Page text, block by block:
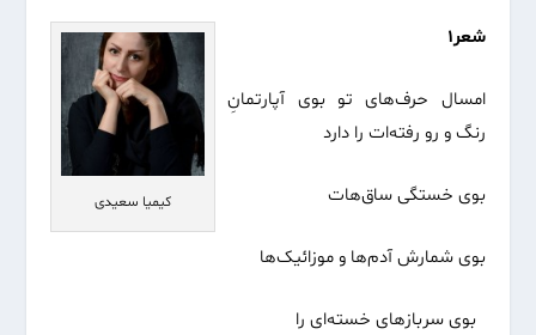
کیمیا سعیدی
شعر۱
امسال حرف‌های تو بوی آپارتمانِ
رنگ و رو رفته‌ات را دارد
بوی خستگی ساق‌هات
بوی شمارش آدم‌ها و موزائیک‌ها
بوی سربازهای خسته‌ای را